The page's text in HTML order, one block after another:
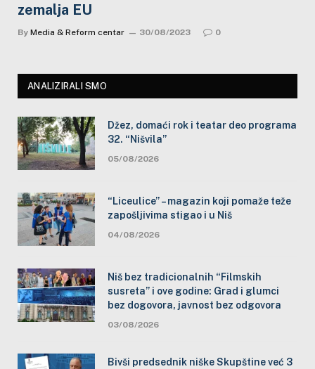
zemalja EU
By Media & Reform centar 30/08/2023 0
ANALIZIRALI SMO
Džez, domaći rok i teatar deo programa
32. “Nišvila”
05/08/2026
“Liceulice” – magazin koji pomaže teže
zapošljivima stigao i u Niš
04/08/2026
Niš bez tradicionalnih “Filmskih
susreta” i ove godine: Grad i glumci
bez dogovora, javnost bez odgovora
03/08/2026
Bivši predsednik niške Skupštine već 3